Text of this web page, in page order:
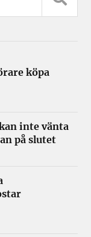
köpa
inte vänta
på slutet